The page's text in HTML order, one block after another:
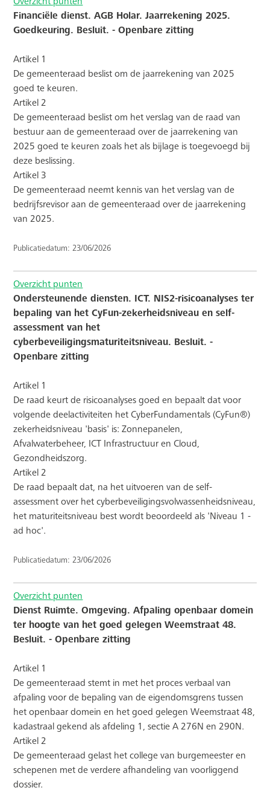
Financiële dienst. AGB Holar. Jaarrekening 2025.
Goedkeuring. Besluit. - Openbare zitting
Artikel 1
De gemeenteraad beslist om de jaarrekening van 2025
goed te keuren.
Artikel 2
De gemeenteraad beslist om het verslag van de raad van
bestuur aan de gemeenteraad over de jaarrekening van
2025 goed te keuren zoals het als bijlage is toegevoegd bij
deze beslissing.
Artikel 3
De gemeenteraad neemt kennis van het verslag van de
bedrijfsrevisor aan de gemeenteraad over de jaarrekening
van 2025.
Publicatiedatum: 23/06/2026
Overzicht punten
Ondersteunende diensten. ICT. NIS2-risicoanalyses ter
bepaling van het CyFun-zekerheidsniveau en self-
assessment van het
cyberbeveiligingsmaturiteitsniveau. Besluit. -
Openbare zitting
Artikel 1
De raad keurt de risicoanalyses goed en bepaalt dat voor
volgende deelactiviteiten het CyberFundamentals (CyFun®)
zekerheidsniveau 'basis' is: Zonnepanelen,
Afvalwaterbeheer, ICT Infrastructuur en Cloud,
Gezondheidszorg.
Artikel 2
De raad bepaalt dat, na het uitvoeren van de self-
assessment over het cyberbeveiligingsvolwassenheidsniveau,
het maturiteitsniveau best wordt beoordeeld als 'Niveau 1 -
ad hoc'.
Publicatiedatum: 23/06/2026
Overzicht punten
Dienst Ruimte. Omgeving. Afpaling openbaar domein
ter hoogte van het goed gelegen Weemstraat 48.
Besluit. - Openbare zitting
Artikel 1
De gemeenteraad stemt in met het proces verbaal van
afpaling voor de bepaling van de eigendomsgrens tussen
het openbaar domein en het goed gelegen Weemstraat 48,
kadastraal gekend als afdeling 1, sectie A 276N en 290N.
Artikel 2
De gemeenteraad gelast het college van burgemeester en
schepenen met de verdere afhandeling van voorliggend
dossier.